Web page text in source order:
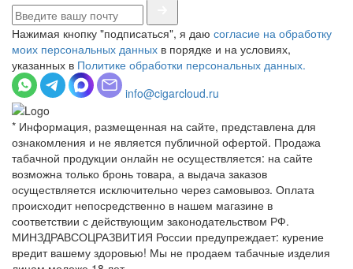
Нажимая кнопку "подписаться", я даю согласие на обработку
моих персональных данных в порядке и на условиях,
указанных в Политике обработки персональных данных.
info@cigarcloud.ru
* Информация, размещенная на сайте, представлена для
ознакомления и не является публичной офертой. Продажа
табачной продукции онлайн не осуществляется: на сайте
возможна только бронь товара, а выдача заказов
осуществляется исключительно через самовывоз. Оплата
происходит непосредственно в нашем магазине в
соответствии с действующим законодательством РФ.
МИНЗДРАВСОЦРАЗВИТИЯ России предупреждает: курение
вредит вашему здоровью! Мы не продаем табачные изделия